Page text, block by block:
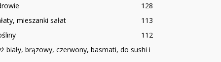
128
mieszanki sałat
113
112
biały, brązowy, czerwony, basmati, do sushi i